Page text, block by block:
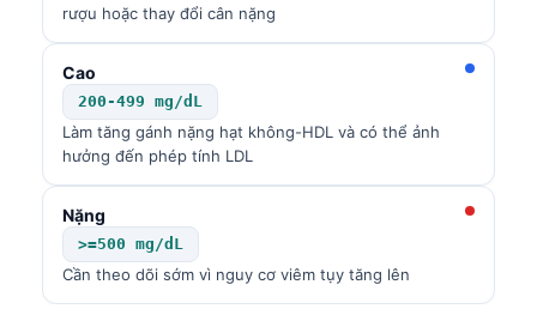
rượu hoặc thay đổi cân nặng
Cao
200-499 mg/dL
Làm tăng gánh nặng hạt không-HDL và có thể ảnh
hưởng đến phép tính LDL
Nặng
>=500 mg/dL
Cần theo dõi sớm vì nguy cơ viêm tụy tăng lên
اردو
मराठी
తెలుగు
தமிழ்
ગુજરાતી
ಕನ್ನಡ
Bahasa Melayu